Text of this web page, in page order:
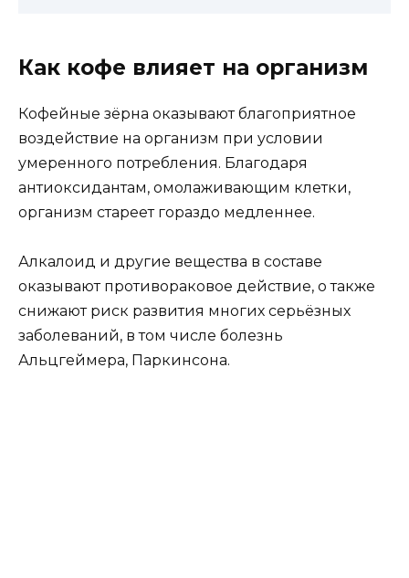
Как кофе влияет на организм
Кофейные зёрна оказывают благоприятное
воздействие на организм при условии
умеренного потребления. Благодаря
антиоксидантам, омолаживающим клетки,
организм стареет гораздо медленнее.
Алкалоид и другие вещества в составе
оказывают противораковое действие, о также
снижают риск развития многих серьёзных
заболеваний, в том числе болезнь
Альцгеймера, Паркинсона.